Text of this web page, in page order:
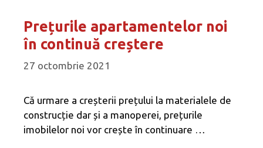
Prețurile apartamentelor noi
în continuă creștere
27 octombrie 2021
Că urmare a creșterii prețului la materialele de
construcție dar și a manoperei, prețurile
imobilelor noi vor crește în continuare …